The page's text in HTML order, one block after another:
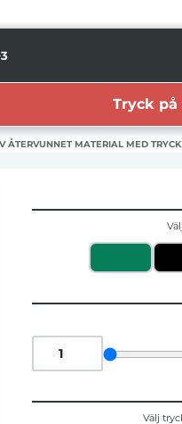
Tryck på
ÅTERVUNNET MATERIAL MED TRYCK
Välj